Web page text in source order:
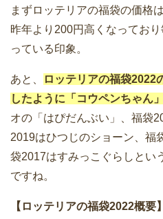
まずロッテリアの福袋の価格
昨年より200円高くなってお
っている印象。
あと、
ロッテリアの福袋2022
したように「コウペンちゃん」
オの「はぴだんぶい」、福袋
2019はひつじのショーン、福
袋2017はすみっこぐらしとい
ですね。
【ロッテリアの福袋2022概要】